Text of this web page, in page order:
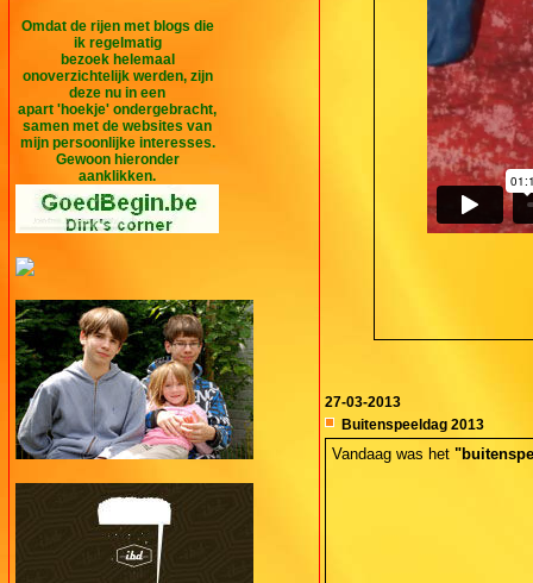
Omdat de rijen met blogs die
ik regelmatig
bezoek helemaal
onoverzichtelijk werden, zijn
deze nu in een
apart 'hoekje' ondergebracht,
samen met de websites van
mijn persoonlijke interesses.
Gewoon hieronder
aanklikken.
27-03-2013
Buitenspeeldag 2013
Vandaag was het